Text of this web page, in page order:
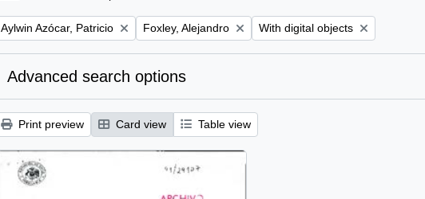
Remove filter:
Aylwin Azócar, Patricio Remove filter:
Foxley, Alejandro Remove filter:
With digital objects
Advanced search options
Print preview Card view Table view